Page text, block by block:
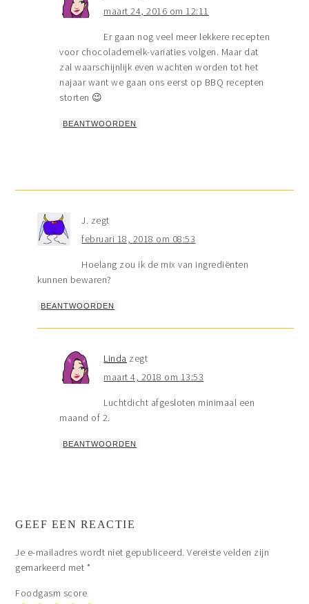
maart 24, 2016 om 12:11
Er gaan nog veel meer lekkere recepten
voor chocolademelk-variaties volgen. Maar dat
zal waarschijnlijk even wachten worden tot het
najaar want we gaan ons eerst op BBQ recepten
storten 😉
BEANTWOORDEN
J. zegt
februari 18, 2018 om 08:53
Hoelang zou ik de mix van ingrediënten
kunnen bewaren?
BEANTWOORDEN
Linda zegt
maart 4, 2018 om 13:53
Luchtdicht afgesloten minimaal een
maand of 2.
BEANTWOORDEN
GEEF EEN REACTIE
Je e-mailadres wordt niet gepubliceerd. Vereiste velden zijn
gemarkeerd met *
Foodgasm score